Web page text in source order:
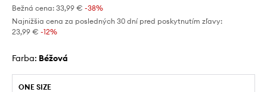
Bežná cena: 33,99 € -38%
Najnižšia cena za posledných 30 dní pred poskytnutím zľavy:
23,99 € -12%
Farba: béžová
ONE SIZE